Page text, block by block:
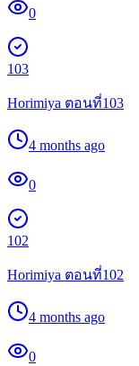
0
103
Horimiya ตอนที่103
4 months ago
0
102
Horimiya ตอนที่102
4 months ago
0